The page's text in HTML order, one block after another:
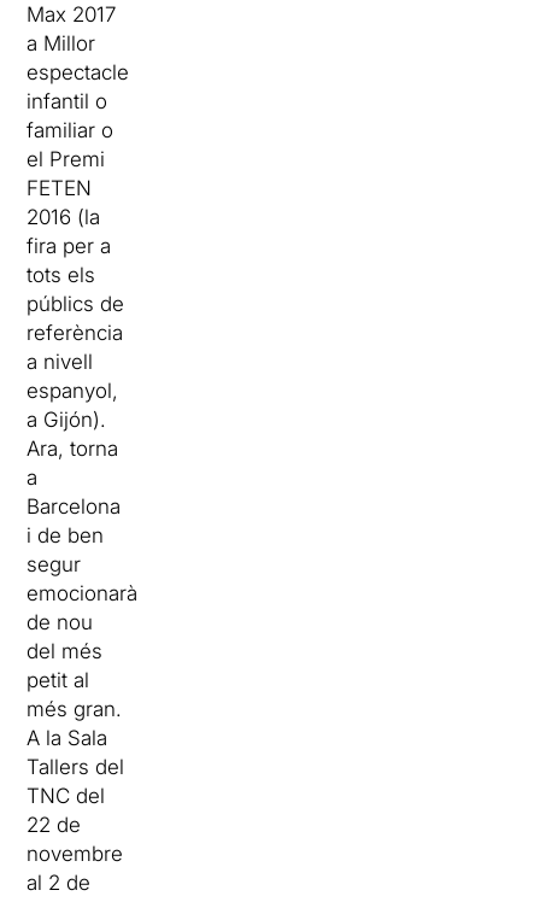
Max 2017
a Millor
espectacle
infantil o
familiar o
el Premi
FETEN
2016 (la
fira per a
tots els
públics de
referència
a nivell
espanyol,
a Gijón).
Ara, torna
a
Barcelona
i de ben
segur
emocionarà
de nou
del més
petit al
més gran.
A la Sala
Tallers del
TNC del
22 de
novembre
al 2 de